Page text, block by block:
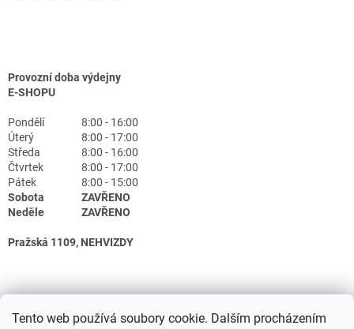
Tento web používá soubory cookie. Dalším procházením
Provozní doba výdejny
E-SHOPU
Pondělí
8:00 - 16:00
Úterý
8:00 - 17:00
Středa
8:00 - 16:00
Čtvrtek
8:00 - 17:00
Pátek
8:00 - 15:00
Sobota
ZAVŘENO
Neděle
ZAVŘENO
Pražská 1109, NEHVIZDY